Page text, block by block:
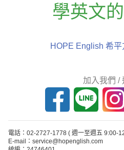
學英文
HOPE English 希
加入我們 /
電話：02-2727-1778 ( 週一至週五 9:00-
E-mail：service@hopenglish.com